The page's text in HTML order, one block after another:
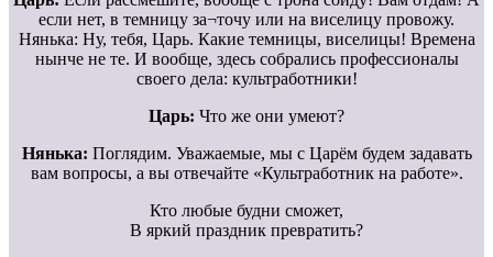
если нет, в темницу за¬точу или на виселицу провожу.
Нянька: Ну, тебя, Царь. Какие темницы, виселицы! Времена
нынче не те. И вообще, здесь собрались профессионалы
своего дела: культработники!
Царь: Что же они умеют?
Нянька: Поглядим. Уважаемые, мы с Царём будем задавать
вам вопросы, а вы отвечайте «Культработник на работе».
Кто любые будни сможет,
В яркий праздник превратить?